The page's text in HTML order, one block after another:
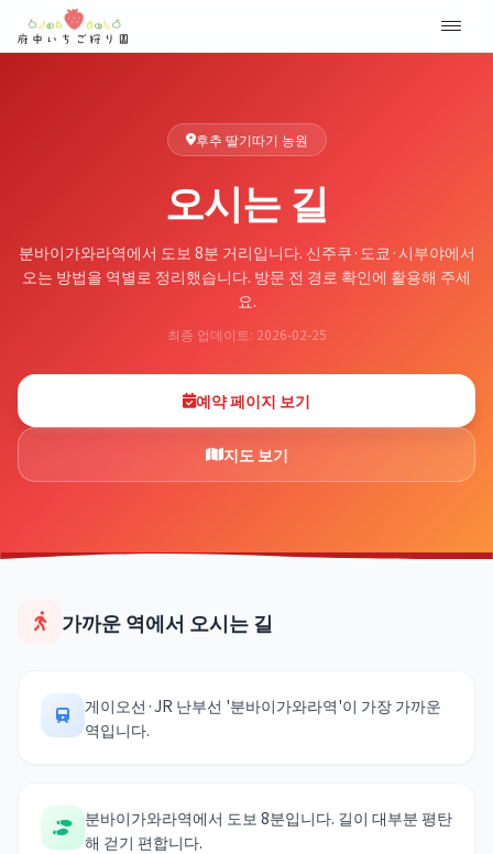
후추 딸기따기 농원
오시는 길
분바이가와라역에서 도보 8분 거리입니다. 신주쿠·도쿄·시부야에서
오는 방법을 역별로 정리했습니다. 방문 전 경로 확인에 활용해 주세
요.
최종 업데이트: 2026-02-25
예약 페이지 보기
지도 보기
가까운 역에서 오시는 길
게이오선·JR 난부선 '분바이가와라역'이 가장 가까운
역입니다.
분바이가와라역에서 도보 8분입니다. 길이 대부분 평탄
해 걷기 편합니다.